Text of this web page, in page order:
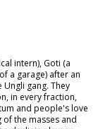
intern), Goti (a
a garage) after an
gang. They
in every fraction,
and people's love
the masses and